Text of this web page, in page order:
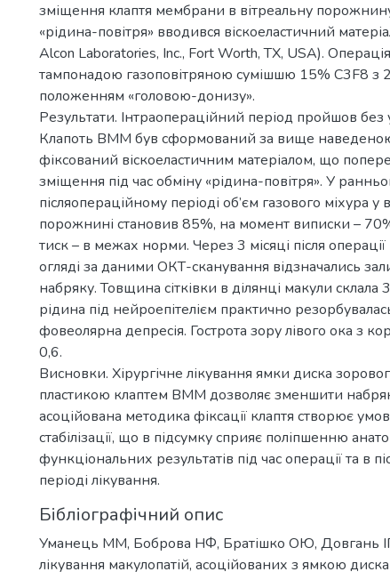
зміщення клаптя мембрани в вітреальну
«рідина-повітря» вводився віскоеластичний
Alcon Laboratories, Inc., Fort Worth, TX, USA).
тампонадою газоповітряною сумішшю 15% C3F8
положенням «головою-донизу».
Результати. Інтраопераційний період пройшов без
Клапоть ВММ був сформований за вище
фіксований віскоеластичним матеріалом, що
зміщення під час обміну «рідина-повітря». У
післяопераційному періоді об’єм газового міхура у
порожнині становив 85%, на момент виписки –
тиск – в межах норми. Через 3 місяці після
огляді за даними ОКТ-сканування відзначались
набряку. Товщина сітківки в ділянці макули
рідина під нейроепітелієм практично
фовеолярна депресія. Гострота зору лівого ока з
0,6.
Висновки. Хірургічне лікування ямки диска
пластикою клаптем ВММ дозволяє зменшити набряк
асоційована методика фіксації клаптя створює
стабілізації, що в підсумку сприяє поліпшенню
функціональних результатів під час операції та в
періоді лікування.
Бібліографічний опис
Уманець ММ, Боброва НФ, Братішко ОЮ, Довгань
лікування макулопатій, асоційованих з ямкою